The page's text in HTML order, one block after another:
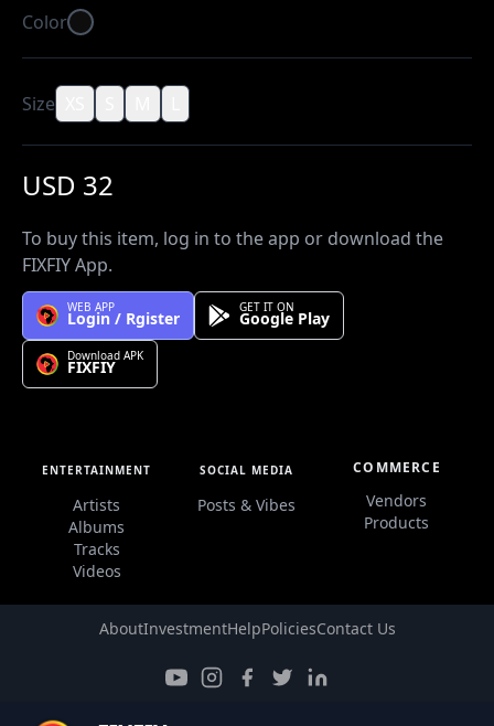
Color
Size
USD 32
To buy this item, log in to the app or download the
FIXFIY App.
WEB APP
Login / Rgister
GET IT ON
Google Play
Download APK
FIXFIY
ENTERTAINMENT
Artists
Albums
Tracks
Videos
SOCIAL MEDIA
Posts & Vibes
COMMERCE
Vendors
Products
AboutInvestmentHelpPoliciesContact Us